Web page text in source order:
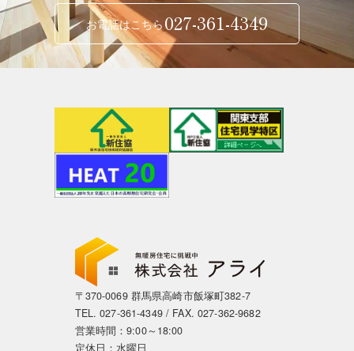
お電話はこちら 027-361-4349
〒370-0069 群馬県高崎市飯塚町382-7
TEL.027-361-4349/ FAX. 027-362-9682
営業時間：9:00～18:00